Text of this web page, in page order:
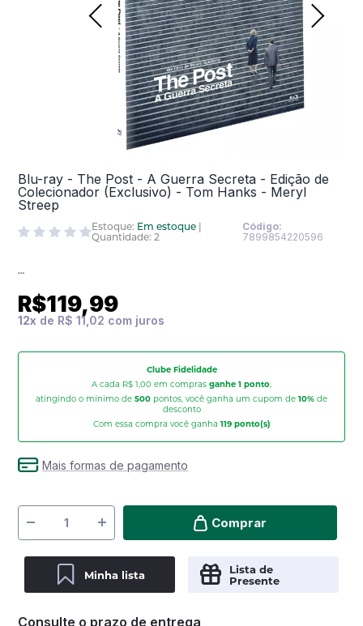
Blu-ray - The Post - A Guerra Secreta - Edição de
Colecionador (Exclusivo) - Tom Hanks - Meryl
Streep
Estoque: Em estoque |
Quantidade: 2
Código:
7899854220596
R$119,99
12x de R$ 11,02
Clube Fidelidade
A cada R$ 1,00 em compras ganhe 1 ponto,
atingindo o mínimo de 500 pontos, você ganha um cupom de 10% de
desconto
Com essa compra você ganha 119ponto(s)
Mais formas de pagamento
Comprar
Minha lista
Lista de
Presente
Consulte o prazo de entrega